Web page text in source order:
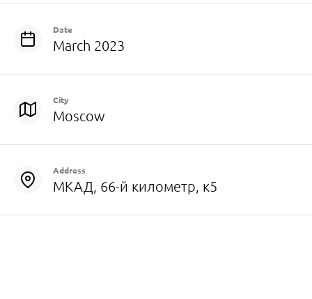
Date
March 2023
City
Moscow
Address
МКАД, 66-й километр, к5